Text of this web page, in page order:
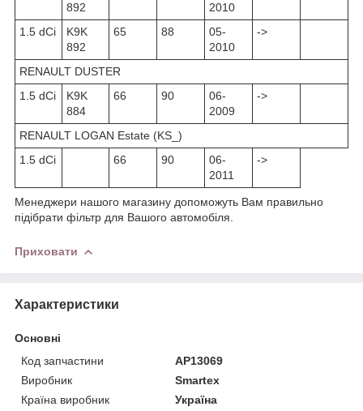
892
2010
1.5 dCi
K9K
892
65 88
05-
2010
->
RENAULT DUSTER
1.5 dCi
K9K
884
66 90
06-
2009
->
RENAULT LOGAN Estate (KS_)
1.5 dCi
66 90
06-
2011
->
Менеджери нашого магазину допоможуть Вам правильно
підібрати фільтр для Вашого автомобіля.
Приховати
Характеристики
Основні
Код запчастини
AP13069
Виробник
Smartex
Країна виробник
Україна